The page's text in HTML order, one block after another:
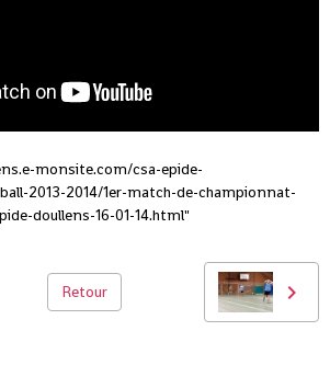
monsite.com/csa-epide-
2013-2014/1er-match-de-championnat-
doullens-16-01-14.html"
Retour